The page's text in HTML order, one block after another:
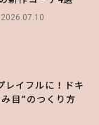
2026.07.10
レイフルに！ドキ
目”のつくり方
心地いい」ヘアカ
♡
「バティスト」
グ3選